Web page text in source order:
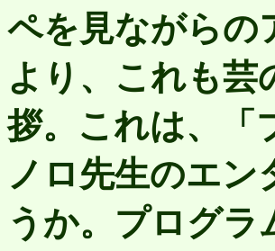
ペを見ながらの
より、これも芸
拶。これは、「
ノロ先生のエン
うか。プログラ